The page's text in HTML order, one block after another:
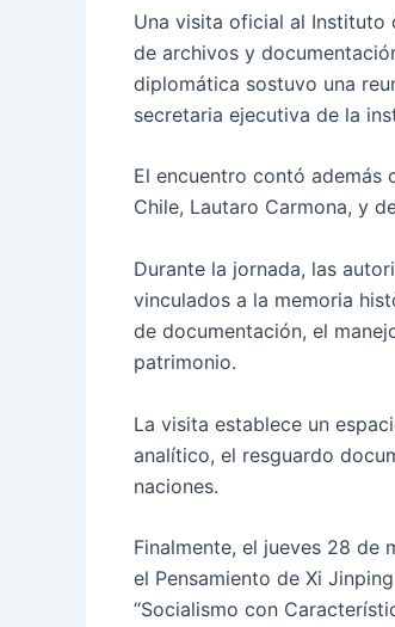
Una visita oficial al Instituto
de archivos y
diplomática sostuvo una
secretaria ejecutiva de la
El encuentro contó
Chile, Lautaro Carmona, y
Durante la jornada, las
vinculados a la memoria
de documentación, el
patrimonio.
La visita establece un
analítico, el resguardo
naciones.
Finalmente, el jueves 28 de
el Pensamiento de Xi
“Socialismo con